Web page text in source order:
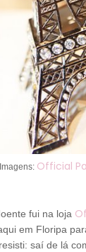
Imagens: Official
fui na loja
em Floripa
saí de lá